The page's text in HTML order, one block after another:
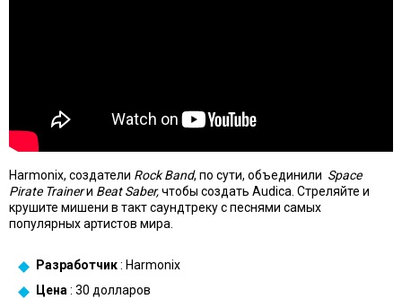
Harmonix, создатели Rock Band, по сути, объединили Space
Pirate Trainerи Beat Saber,чтобы создать Audica. Стреляйте и
крушите мишени в такт саундтреку с песнями самых
популярных артистов мира.
Разработчик: Harmonix
Цена : 30 долларов